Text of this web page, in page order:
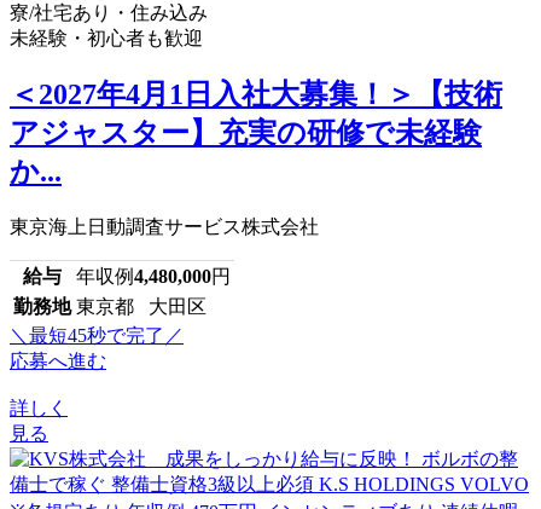
寮/社宅あり・住み込み
未経験・初心者も歓迎
＜2027年4月1日入社大募集！＞【技術
アジャスター】充実の研修で未経験
か...
東京海上日動調査サービス株式会社
給与 年収例4,480,000円
勤務地 東京都 大田区
＼最短45秒で完了／
応募へ進む
詳しく
見る